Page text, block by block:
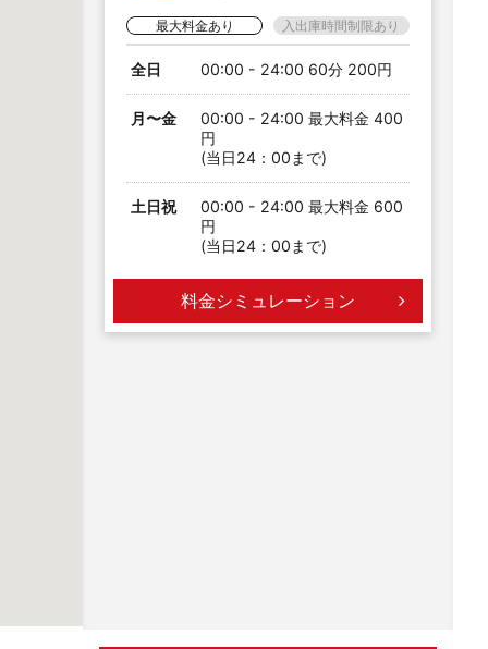
最大料金あり 入出庫時間制限あり
全日 00:00 - 24:00 60分 200円
月〜金
00:00 - 24:00 最大料金 400
円
(当日24：00まで)
土日祝
00:00 - 24:00 最大料金 600
円
(当日24：00まで)
料金シミュレーション